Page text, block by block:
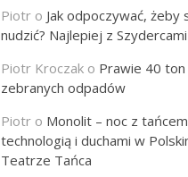
Piotr o Jak odpoczywać, żeby
nudzić? Najlepiej z Szydercami
Piotr Kroczak o Prawie 40 ton
zebranych odpadów
Piotr o Monolit – noc z
technologią i duchami w
Teatrze Tańca